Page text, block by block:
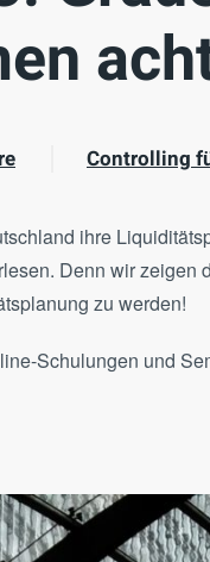
Controlling
ihre
Denn wir
zu werden!
Schulungen und